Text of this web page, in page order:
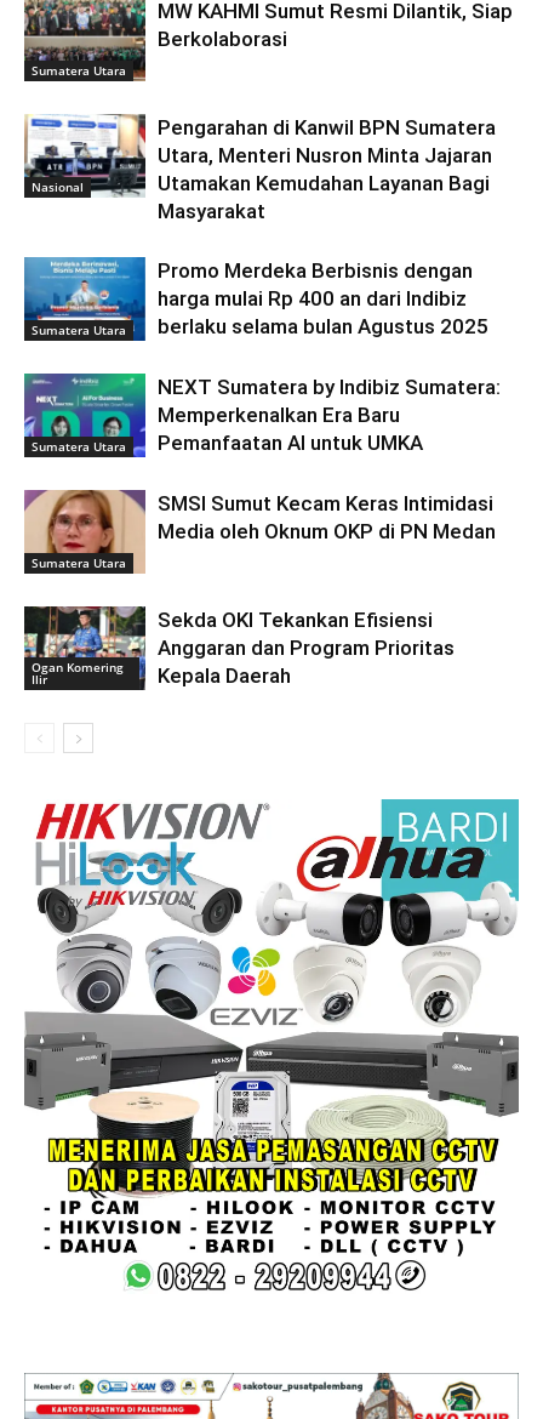
Sumatera Utara
MW KAHMI Sumut Resmi Dilantik, Siap
Berkolaborasi
Nasional
Pengarahan di Kanwil BPN Sumatera
Utara, Menteri Nusron Minta Jajaran
Utamakan Kemudahan Layanan Bagi
Masyarakat
Sumatera Utara
Promo Merdeka Berbisnis dengan
harga mulai Rp 400 an dari Indibiz
berlaku selama bulan Agustus 2025
Sumatera Utara
NEXT Sumatera by Indibiz Sumatera:
Memperkenalkan Era Baru
Pemanfaatan AI untuk UMKA
Sumatera Utara
SMSI Sumut Kecam Keras Intimidasi
Media oleh Oknum OKP di PN Medan
Ogan Komering
Ilir
Sekda OKI Tekankan Efisiensi
Anggaran dan Program Prioritas
Kepala Daerah